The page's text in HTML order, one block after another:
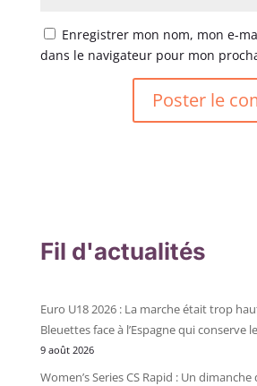
Enregistrer mon nom, mon e-
dans le navigateur pour mon
Fil d'actualités
Euro U18 2026 : La marche était trop
Bleuettes face à l’Espagne qui conserve
9 août 2026
Women’s Series CS Rapid : Un dimanche